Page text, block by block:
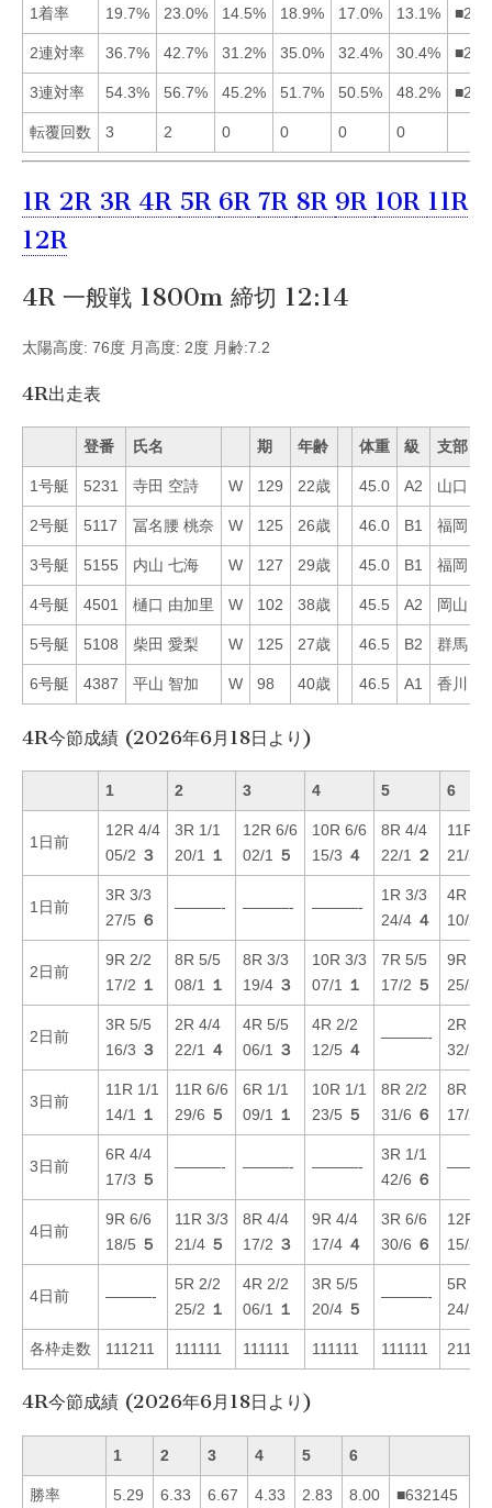
1着率 19.7% 23.0% 14.5% 18.9% 17.0% 13.1%
2連対率 36.7% 42.7% 31.2% 35.0% 32.4% 30.4%
3連対率 54.3% 56.7% 45.2% 51.7% 50.5% 48.2%
転覆回数 3 2 0 0 0 0
1R 2R 3R 4R 5R 6R 7R 8R 9R 10R 11R
12R
4R 一般戦 1800m 締切 12:14
太陽高度: 76度 月高度: 2度 月齢:7.2
4R出走表
登番 氏名 期 年齢 体重 級 支部
1号艇 5231 寺田 空詩 W 129 22歳 45.0 A2 山口
2号艇 5117 冨名腰 桃奈 W 125 26歳 46.0 B1 福岡
3号艇 5155 内山 七海 W 127 29歳 45.0 B1 福岡
4号艇 4501 樋口 由加里 W 102 38歳 45.5 A2 岡山
5号艇 5108 柴田 愛梨 W 125 27歳 46.5 B2 群馬
6号艇 4387 平山 智加 W 98 40歳 46.5 A1 香川
4R今節成績 (2026年6月18日より)
1 2 3 4 5 6
1日前
12R 4/4
05/2 ３
3R 1/1
20/1
１
12R 6/6
02/1
５
10R 6/6
15/3 ４
8R 4/4
22/1
２
11R
21/2
1日前
3R 3/3
27/5 ６
———- ———- ———-
1R 3/3
24/4 ４
4R 3/3
10/2
2日前
9R 2/2
17/2 １
8R 5/5
08/1
１
8R 3/3
19/4 ３
10R 3/3
07/1
１
7R 5/5
17/2 ５
9R 5/5
25/5
2日前
3R 5/5
16/3 ３
2R 4/4
22/1
４
4R 5/5
06/1
３
4R 2/2
12/5 ４
———-
2R 2/2
32/5
3日前
11R 1/1
14/1
１
11R 6/6
29/6 ５
6R 1/1
09/1
１
10R 1/1
23/5 ５
8R 2/2
31/6 ６
8R 6/6
17/2
3日前
6R 4/4
17/3 ５
———- ———- ———-
3R 1/1
42/6 ６
4日前
9R 6/6
18/5 ５
11R 3/3
21/4 ５
8R 4/4
17/2 ３
9R 4/4
17/4 ４
3R 6/6
30/6 ６
12R
15/2
4日前 ———-
5R 2/2
25/2 １
4R 2/2
06/1
１
3R 5/5
20/4 ５
———-
5R 4/4
24/1
各枠走数 111211 111111 111111 111111 111111
4R今節成績 (2026年6月18日より)
1 2 3 4 5 6
勝率 5.29 6.33 6.67 4.33 2.83 8.00 ■632145